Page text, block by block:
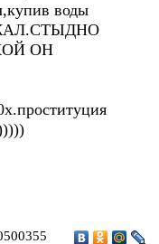
воды
ОН